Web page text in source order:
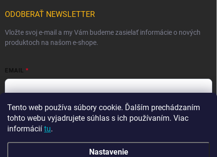
Tento web používa súbory cookie. Ďalším prechádzaním
tohto webu vyjadrujete súhlas s ich používaním. Viac
informácií tu.
Nastavenie
ODOBERAŤ NEWSLETTER
Vložte svoj e-mail a my Vám budeme zasielať informácie o nových
produktoch na našom e-shope.
EMAIL
Vložením e-mailu súhlasíte spodmienkami ochrany osobných
údajov
Prihlásiť sa